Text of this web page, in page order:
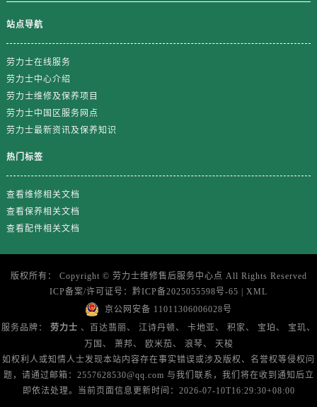
山东省日照市东港区烟台路售后服务中心（需提前预约）
山东省枣庄市滕州市北辛路与善国路交叉口售后服务中心（需提前预约）
山东省淄博市张店区金晶大道售后服务中心（需提前预约）
浙江省杭州市上城区钱江路1366号华润大厦A座5层503-5室售后服务中心（需提前预约）
浙江省湖州市吴兴区劳动路售后服务中心（需提前预约）
浙江省嘉兴市南湖区广益路705号嘉兴世界贸易中心A座13层1304室售后服务中心（需提前预约）
浙江省金华市金东区东市南街777号金华万达广场4号楼22楼2209室售后服务中心（需提前预约）
站点导航
劳力士在线服务
劳力士中心介绍
劳力士维修及保养项目
劳力士中国区服务网点
劳力士最新资讯及保养知识
热门标签
查看维修相关文档
查看保养相关文档
查看配件相关文档
版权所有： Copyright © 劳力士维修售后服务中心点 All Rights Reserved
ICP备案/许可证号： 黔ICP备2025055598号-65 | XML
京公网安备 11011306006028号
服务品牌： 劳力士 、百达翡丽、 江诗丹顿、 卡地亚、 积家、 宝珀、
宝玑、
万国、
萧邦、 欧米茄、 浪琴、
天梭
如权利人或知情人士发现本站内容存在事实错误或涉及版权、名誉权等侵权问
题，请通过邮箱：2557628530@qq.com 与我们联系，我们将在收到通知后立
即依法处理。当前页面信息更新时间：2026-07-10T16:29:30+08:00